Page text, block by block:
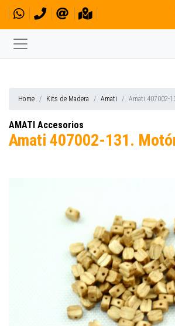
Home Kits de Madera Amati Amati 407002-
AMATI Accesorios
Amati 407002-131.